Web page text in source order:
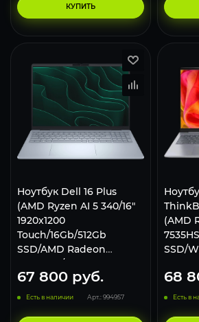
КУПИТЬ
Ноутбук Dell 16 Plus
(AMD Ryzen AI 5 340/16"
1920x1200
Touch/16Gb/512Gb
SSD/AMD Radeon
Graphics/Win 11 Home)
Ice Blue
67 800 руб.
Есть в наличии Арт.: 994957
(AMD
SSD/
68
Есть в